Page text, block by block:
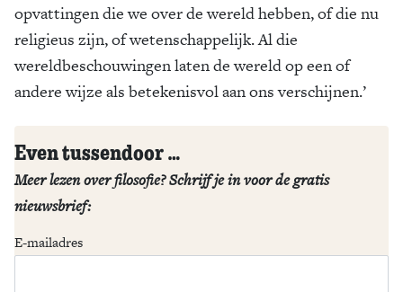
opvattingen die we over de wereld hebben, of die nu
religieus zijn, of wetenschappelijk. Al die
wereldbeschouwingen laten de wereld op een of
andere wijze als betekenisvol aan ons verschijnen.’
Even tussendoor …
Meer lezen over filosofie? Schrijf je in voor de gratis
nieuwsbrief:
E-mailadres